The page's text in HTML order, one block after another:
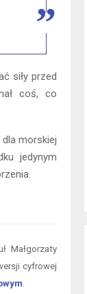
siły przed
coś, co
dla morskiej
jedynym
Małgorzaty
cyfrowej